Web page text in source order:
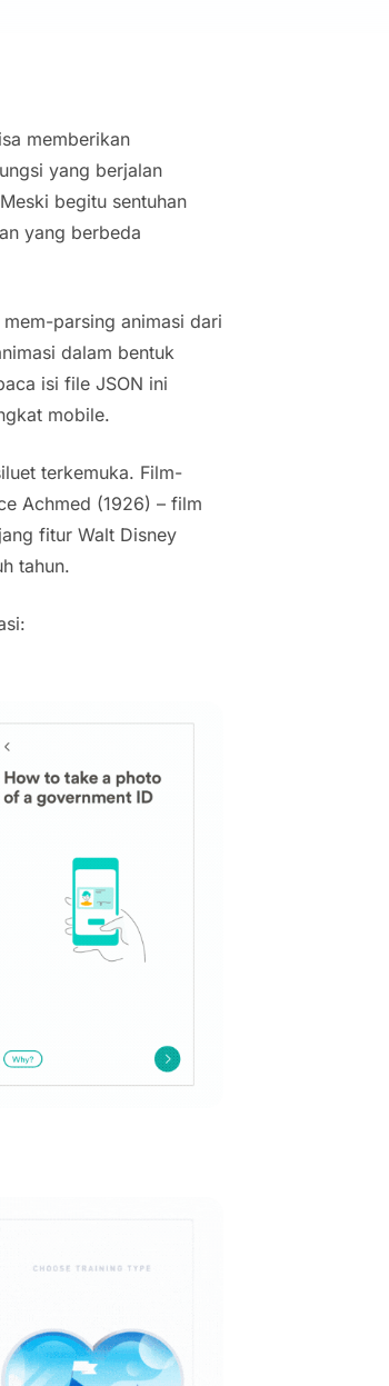
memberikan
yang berjalan
begitu sentuhan
yang berbeda
mem-parsing animasi dari
dalam bentuk
isi file JSON ini
mobile.
terkemuka. Film-
Achmed (1926) – film
fitur Walt Disney
tahun.